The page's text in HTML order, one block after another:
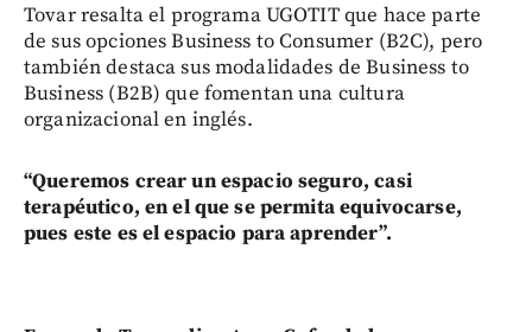
Tovar resalta el programa UGOTIT que hace parte
de sus opciones Business to Consumer (B2C), pero
también destaca sus modalidades de Business to
Business (B2B) que fomentan una cultura
organizacional en inglés.
“Queremos crear un espacio seguro, casi
terapéutico, en el que se permita equivocarse,
pues este es el espacio para aprender”.